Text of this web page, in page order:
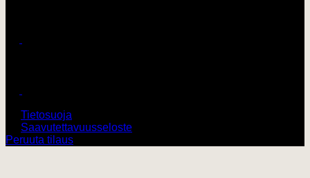
Tietosuoja
Saavutettavuusseloste
Peruuta tilaus